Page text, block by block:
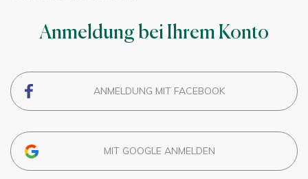
Anmeldung bei Ihrem Konto
ANMELDUNG MIT FACEBOOK
MIT GOOGLE ANMELDEN